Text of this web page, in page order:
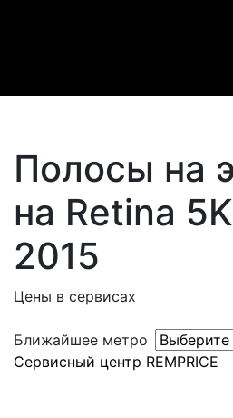
Полосы на
на Retina
2015
Цены в сервисах
Ближайшее метро
Сервисный центр REMPRICE